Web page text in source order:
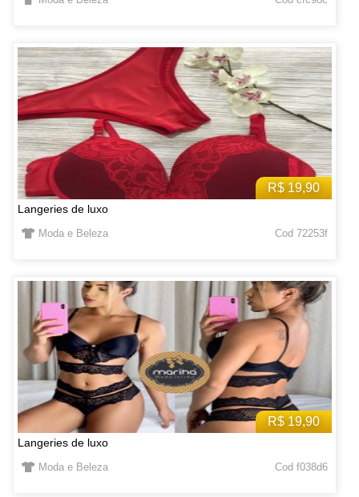
R$ 19,90
Langeries de luxo
Moda e Beleza Cod 72253f
R$ 19,90
Langeries de luxo
Moda e Beleza Cod f038d6